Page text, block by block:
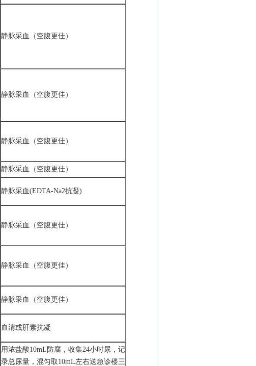
静脉采血（空腹更佳）
静脉采血（空腹更佳）
静脉采血（空腹更佳）
静脉采血（空腹更佳）
静脉采血(EDTA-Na2抗凝)
静脉采血（空腹更佳）
静脉采血（空腹更佳）
静脉采血（空腹更佳）
血清或肝素抗凝
用浓盐酸10mL防腐，收集24小时尿，记
录总尿量，混匀取10mL左右送急诊楼三